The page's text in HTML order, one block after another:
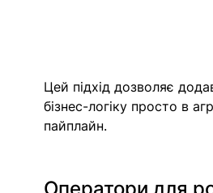
Цей підхід дозволяє
бізнес-логіку просто в
пайплайн.